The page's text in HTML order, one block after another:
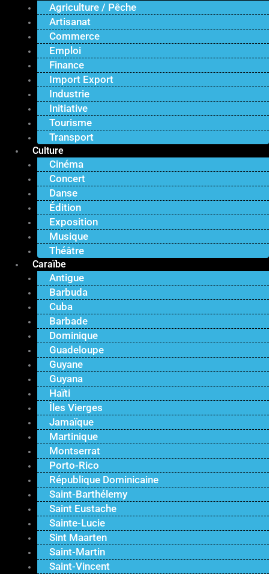
Agriculture / Pêche
Artisanat
Commerce
Emploi
Finance
Import Export
Industrie
Initiative
Tourisme
Transport
Culture
Cinéma
Concert
Danse
Édition
Exposition
Musique
Théâtre
Caraïbe
Antigue
Barbuda
Cuba
Barbade
Dominique
Guadeloupe
Guyane
Guyana
Haïti
Îles Vierges
Jamaïque
Martinique
Montserrat
Porto-Rico
République Dominicaine
Saint-Barthélemy
Saint Eustache
Sainte-Lucie
Sint Maarten
Saint-Martin
Saint-Vincent